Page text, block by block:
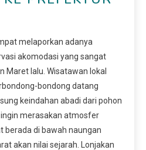
melaporkan adanya
akomodasi yang sangat
Maret lalu. Wisatawan lokal
bondong datang
keindahan abadi dari pohon
merasakan atmosfer
berada di bawah naungan
akan nilai sejarah. Lonjakan